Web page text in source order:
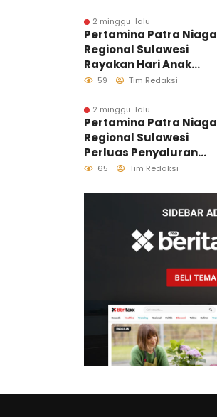
Distribusi B50 di
Kawasan Timur
Sulawesi
2 minggu lalu
Pertamina Patra Niaga
Regional Sulawesi
Rayakan Hari Anak
Nasional Melalui
Ruang Tumbuh
Generasi Penjaga
Pesisir
59 Tim Redaksi
2 minggu lalu
Pertamina Patra Niaga
Regional Sulawesi
Perluas Penyaluran
Biosolar B50, Kini
65 Tim Redaksi